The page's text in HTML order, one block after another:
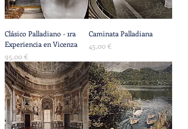
Clásico Palladiano - 1ra
Experiencia en Vicenza
Precio
95,00 €
Caminata Palladiana
Precio
45,00 €